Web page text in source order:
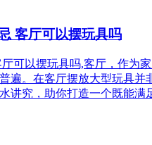
客厅可以摆玩具吗
可以摆玩具吗,客厅，作为
遍。在客厅摆放大型玩具
讲究，助你打造一个既能